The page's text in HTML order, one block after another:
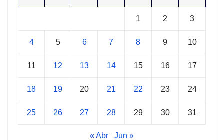
1 2 3
4 5 6 7 8 9 10
11 12 13 14 15 16 17
18 19 20 21 22 23 24
25 26 27 28 29 30 31
« Abr Jun »